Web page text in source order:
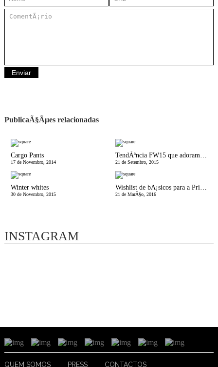
PublicaÃ§Ãµes relacionadas
Cargo Pants
17 de Novembro, 2014 21 de Setembro, 2015
Winter whites
30 de Novembro, 2015 21 de MarÃ§o, 2016
INSTAGRAM
QUEM SOMOS PRESS CONTACTOS